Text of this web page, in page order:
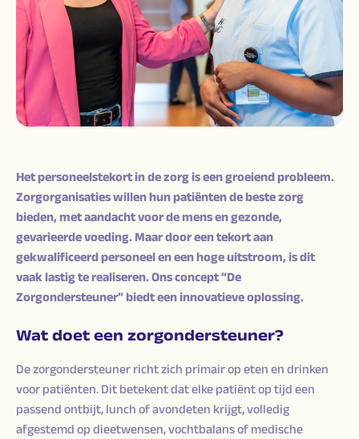
Het personeelstekort in de zorg is een groeiend probleem.
Zorgorganisaties willen hun patiënten de beste zorg
bieden, met aandacht voor de mens en gezonde,
gevarieerde voeding. Maar door een tekort aan
gekwalificeerd personeel en een hoge uitstroom, is dit
vaak lastig te realiseren. Ons concept “De
Zorgondersteuner” biedt een innovatieve oplossing.
Wat doet een zorgondersteuner?
De zorgondersteuner richt zich primair op eten en drinken
voor patiënten. Dit betekent dat elke patiënt op tijd een
passend ontbijt, lunch of avondeten krijgt, volledig
afgestemd op dieetwensen, vochtbalans of medische